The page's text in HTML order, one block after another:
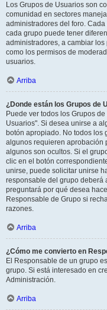
Los Grupos de Usuarios son
comunidad en sectores
administradores del foro.
cada grupo puede tener
administradores, a cambiar
como los permisos de
usuarios.
Arriba
¿Donde están los Grupos de
Puede ver todos los Grupos
Usuarios". Si desea unirse a
botón apropiado. No todos los
algunos requieren aprobación
algunos son ocultos. Si el
clic en el botón
unirse, puede solicitar unirse
responsable del grupo deberá
preguntará por qué desea
Responsable de Grupo si
razones.
Arriba
¿Cómo me convierto en
El Responsable de un grupo
grupo. Si está interesado en
Administración.
Arriba